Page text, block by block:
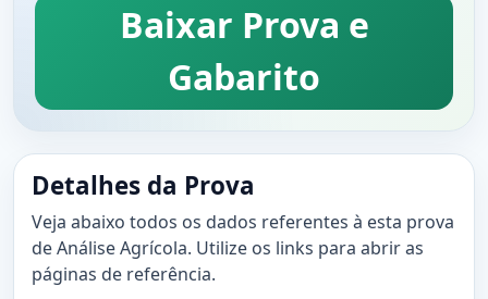
Baixar Prova e
Gabarito
Detalhes da Prova
Veja abaixo todos os dados referentes à esta prova
de Análise Agrícola. Utilize os links para abrir as
páginas de referência.